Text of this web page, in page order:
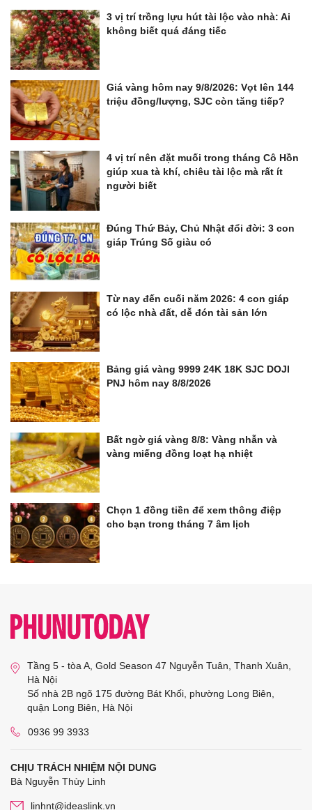
3 vị trí trồng lựu hút tài lộc vào nhà: Ai
không biết quá đáng tiếc
Giá vàng hôm nay 9/8/2026: Vọt lên 144
triệu đồng/lượng, SJC còn tăng tiếp?
4 vị trí nên đặt muối trong tháng Cô Hồn
giúp xua tà khí, chiêu tài lộc mà rất ít
người biết
Đúng Thứ Bảy, Chủ Nhật đổi đời: 3 con
giáp Trúng Số giàu có
Từ nay đến cuối năm 2026: 4 con giáp
có lộc nhà đất, dễ đón tài sản lớn
Bảng giá vàng 9999 24K 18K SJC DOJI
PNJ hôm nay 8/8/2026
Bất ngờ giá vàng 8/8: Vàng nhẫn và
vàng miếng đồng loạt hạ nhiệt
Chọn 1 đồng tiền để xem thông điệp
cho bạn trong tháng 7 âm lịch
Tầng 5 - tòa A, Gold Season 47 Nguyễn Tuân, Thanh Xuân,
Hà Nội
Số nhà 2B ngõ 175 đường Bát Khối, phường Long Biên,
quận Long Biên, Hà Nội
0936 99 3933
CHỊU TRÁCH NHIỆM NỘI DUNG
Bà Nguyễn Thùy Linh
linhnt@ideaslink.vn